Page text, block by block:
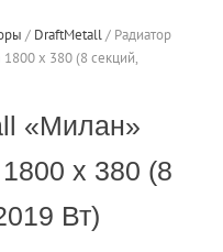
/ DraftMetall / Радиатор
х 380 (8 секций,
«Милан»
х 380 (8
Вт)